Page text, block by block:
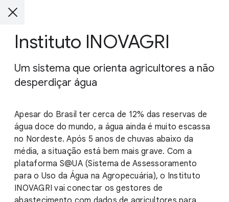
Instituto INOVAGRI
Um sistema que orienta agricultores a não
desperdiçar água
Apesar do Brasil ter cerca de 12% das reservas de
água doce do mundo, a água ainda é muito escassa
no Nordeste. Após 5 anos de chuvas abaixo da
média, a situação está bem mais grave. Com a
plataforma S@UA (Sistema de Assessoramento
para o Uso da Água na Agropecuária), o Instituto
INOVAGRI vai conectar os gestores de